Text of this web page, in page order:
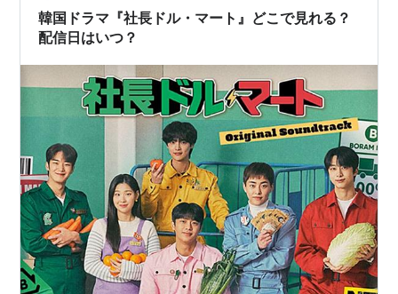
韓国ドラマ『社長ドル・マート』どこで見れる？
配信日はいつ？